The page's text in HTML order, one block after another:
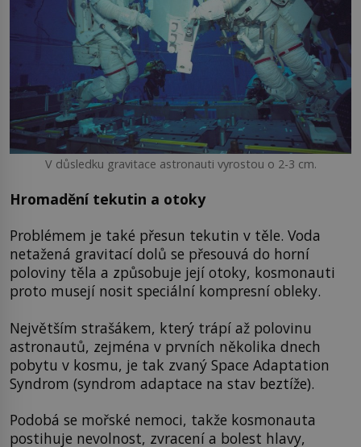
V důsledku gravitace astronauti vyrostou o 2-3 cm.
Hromadění tekutin a otoky
Problémem je také přesun tekutin v těle. Voda
netažená gravitací dolů se přesouvá do horní
poloviny těla a způsobuje její otoky, kosmonauti
proto musejí nosit speciální kompresní obleky.
Největším strašákem, který trápí až polovinu
astronautů, zejména v prvních několika dnech
pobytu v kosmu, je tak zvaný Space Adaptation
Syndrom (syndrom adaptace na stav beztíže).
Podobá se mořské nemoci, takže kosmonauta
postihuje nevolnost, zvracení a bolest hlavy,